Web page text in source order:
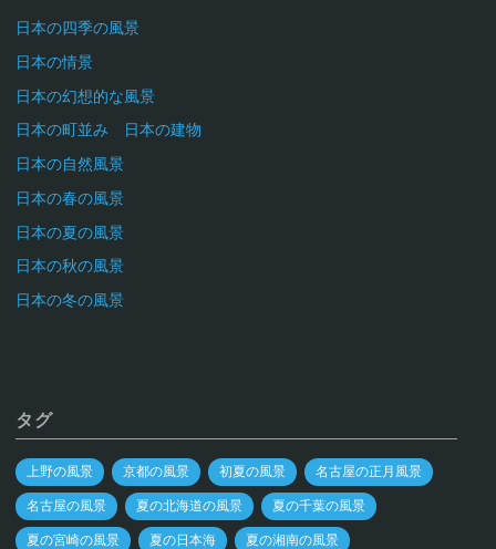
日本の四季の風景
日本の情景
日本の幻想的な風景
日本の町並み 日本の建物
日本の自然風景
日本の春の風景
日本の夏の風景
日本の秋の風景
日本の冬の風景
タグ
上野の風景 京都の風景 初夏の風景 名古屋の正月風景
名古屋の風景 夏の北海道の風景 夏の千葉の風景
夏の宮崎の風景 夏の日本海 夏の湘南の風景